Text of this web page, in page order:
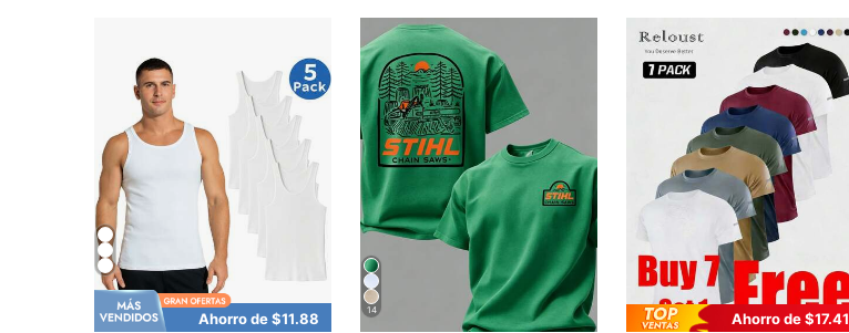
Ahorro de $11.88 14 Ahorro de $17.41